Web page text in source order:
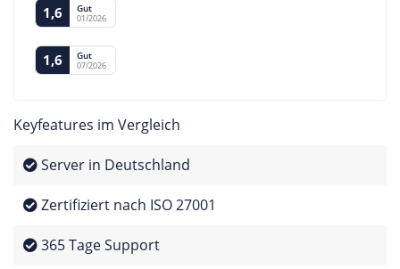
1,6 Gut
01/2026
1,6 Gut
07/2026
Keyfeatures im Vergleich
Server in Deutschland
Zertifiziert nach ISO 27001
365 Tage Support